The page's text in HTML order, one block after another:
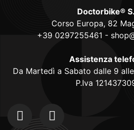
Doctorbike®
Corso Europa, 82
+39 0297255461 -
Assistenza
Da Martedì a Sabato dalle 9
P.Iva